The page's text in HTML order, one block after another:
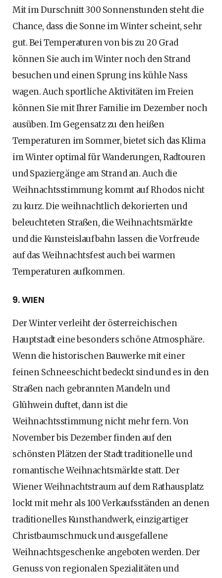
Mit im Durschnitt 300 Sonnenstunden steht die
Chance, dass die Sonne im Winter scheint, sehr
gut. Bei Temperaturen von bis zu 20 Grad
können Sie auch im Winter noch den Strand
besuchen und einen Sprung ins kühle Nass
wagen. Auch sportliche Aktivitäten im Freien
können Sie mit Ihrer Familie im Dezember noch
ausüben. Im Gegensatz zu den heißen
Temperaturen im Sommer, bietet sich das Klima
im Winter optimal für Wanderungen, Radtouren
und Spaziergänge am Strand an. Auch die
Weihnachtsstimmung kommt auf Rhodos nicht
zu kurz. Die weihnachtlich dekorierten und
beleuchteten Straßen, die Weihnachtsmärkte
und die Kunsteislaufbahn lassen die Vorfreude
auf das Weihnachtsfest auch bei warmen
Temperaturen aufkommen.
9. WIEN
Der Winter verleiht der österreichischen
Hauptstadt eine besonders schöne Atmosphäre.
Wenn die historischen Bauwerke mit einer
feinen Schneeschicht bedeckt sind und es in den
Straßen nach gebrannten Mandeln und
Glühwein duftet, dann ist die
Weihnachtsstimmung nicht mehr fern. Von
November bis Dezember finden auf den
schönsten Plätzen der Stadt traditionelle und
romantische Weihnachtsmärkte statt. Der
Wiener Weihnachtstraum auf dem Rathausplatz
lockt mit mehr als 100 Verkaufsständen an denen
traditionelles Kunsthandwerk, einzigartiger
Christbaumschmuck und ausgefallene
Weihnachtsgeschenke angeboten werden. Der
Genuss von regionalen Spezialitäten und